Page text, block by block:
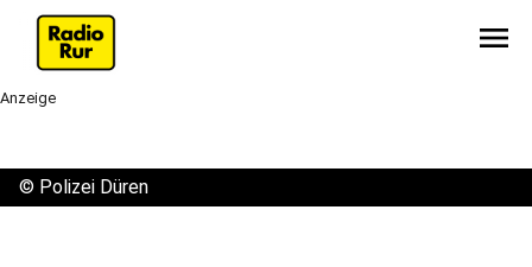
menu
Anzeige
© Polizei Düren